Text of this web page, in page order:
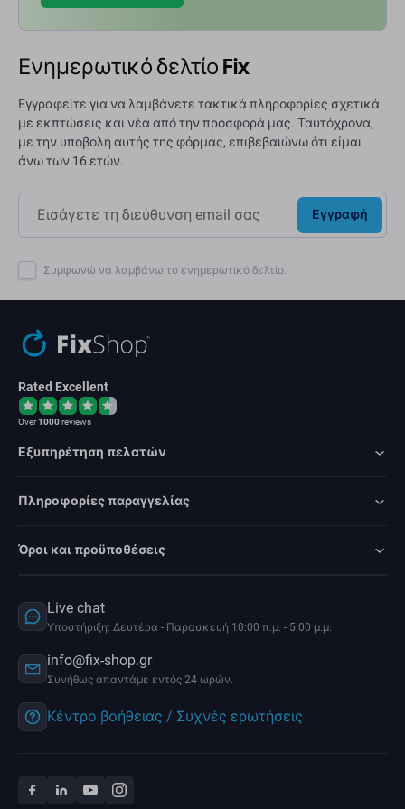
Ενημερωτικό δελτίο Fix
Εγγραφείτε για να λαμβάνετε τακτικά πληροφορίες σχετικά
με εκπτώσεις και νέα από την προσφορά μας. Ταυτόχρονα,
με την υποβολή αυτής της φόρμας, επιβεβαιώνω ότι είμαι
άνω των 16 ετών.
Εγγραφή
Συμφωνώ να λαμβάνω το ενημερωτικό δελτίο.
Rated Excellent
Over1000reviews
Εξυπηρέτηση πελατών
Πληροφορίες παραγγελίας
Όροι και προϋποθέσεις
Live chat
Υποστήριξη: Δευτέρα - Παρασκευή 10:00 π.μ. - 5:00 μ.μ.
info@fix-shop.gr
Συνήθως απαντάμε εντός 24 ωρών.
Κέντρο βοήθειας / Συχνές ερωτήσεις